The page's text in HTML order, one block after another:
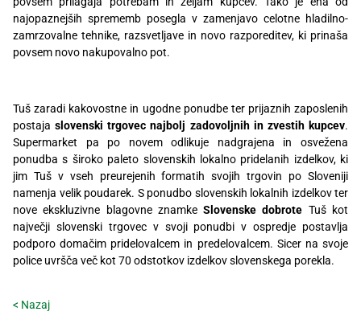
najopaznejših sprememb posegla v zamenjavo celotne hladilno-
zamrzovalne tehnike, razsvetljave in novo razporeditev, ki prinaša
povsem novo nakupovalno pot.
Tuš zaradi kakovostne in ugodne ponudbe ter prijaznih zaposlenih
postajaslovenski trgovec najbolj zadovoljnih in zvestih kupcev.
Supermarket pa po novem odlikuje nadgrajena in osvežena
ponudba s široko paleto slovenskih lokalno pridelanih izdelkov, ki
jim Tuš v vseh preurejenih formatih svojih trgovin po Sloveniji
namenja velik poudarek. S ponudbo slovenskih lokalnih izdelkov ter
nove ekskluzivne blagovne znamkeSlovenske dobrote Tuš kot
največji slovenski trgovec v svoji ponudbi v ospredje postavlja
podporo domačim pridelovalcem in predelovalcem. Sicer na svoje
police uvršča več kot 70 odstotkov izdelkov slovenskega porekla.
< Nazaj